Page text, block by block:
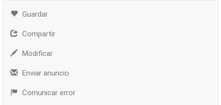
Guardar
Compartir
Modificar
Enviar anuncio
Comunicar error